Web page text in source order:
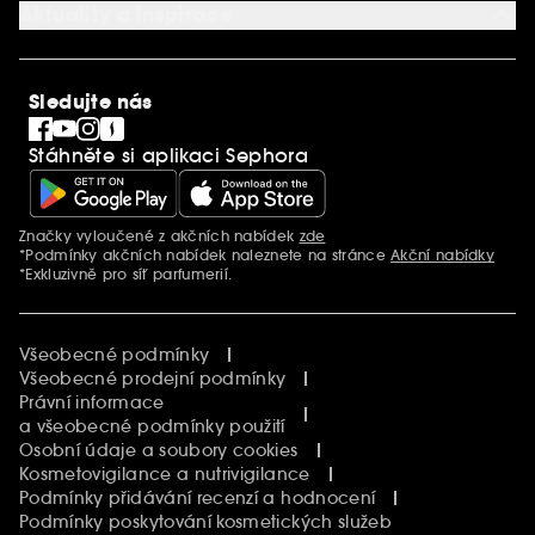
Nastavení souborů cookie
SEPHORiA
Blog Sephora
Singles´ Day
Black Friday
Cyber Monday
Vánoce
Sledujte nás
Stáhněte si aplikaci Sephora
Další informace
Značky vyloučené z akčních nabídek zde
*Podmínky akčních nabídek naleznete na stránceAkční nabídky
*Exkluzivně pro síť parfumerií.
Všeobecné podmínky
Všeobecné prodejní podmínky
Právní informace
a všeobecné podmínky použití
Osobní údaje a soubory cookies
Kosmetovigilance a nutrivigilance
Podmínky přidávání recenzí a hodnocení
Podmínky poskytování kosmetických služeb